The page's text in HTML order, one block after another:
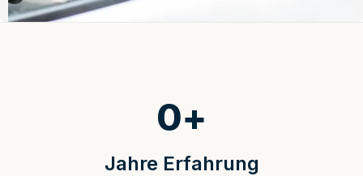
Jahre Erfahrung
0+